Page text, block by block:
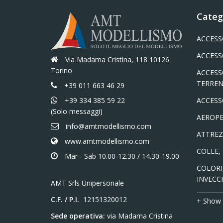
Via Madama Cristina, 118 10126
Torino
+39 011 663 46 29
+39 334 385 59 22
(Solo messaggi)
info@amtmodellismo.com
www.amtmodellismo.com
Mar - Sab 10.00-12.30 / 14.30-19.00
AMT Srls Unipersonale
C.F. / P.I. 12151320012
Sede operativa: via Madama Cristina
COLLE,
+